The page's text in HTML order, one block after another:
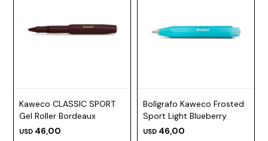
Kaweco CLASSIC SPORT
Gel Roller Bordeaux
USD 46,00
Bolígrafo Kaweco Frosted
Sport Light Blueberry
USD 46,00